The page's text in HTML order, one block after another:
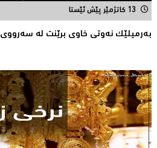
13 کاتژمێر پێش ئێستا
بەرمیلێک نەوتى خاوى برێنت لە سەرووى 83 دۆلارەوەیە